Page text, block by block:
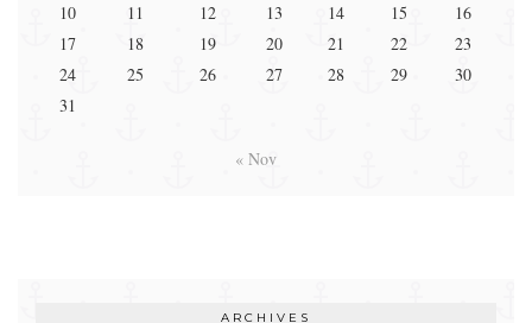
10
11 12 13 14 15
16
17
18 19 20 21 22
23
24
25 26 27 28 29
30
31
« Nov
ARCHIVES